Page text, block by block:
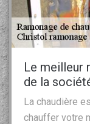
Le meilleur
de la
La chaudière
chauffer votre